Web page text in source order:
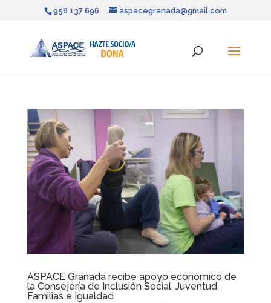
958 137 696 aspacegranada@gmail.com
ASPACE Granada recibe apoyo económico de
la Consejería de Inclusión Social, Juventud,
Familias e Igualdad